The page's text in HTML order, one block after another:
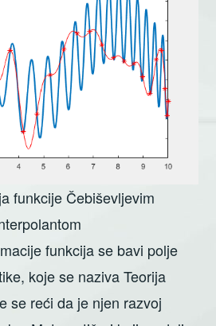
funkcije Čebiševljevim
funkcija se bavi polje
koje se naziva Teorija
se reći da je njen razvoj